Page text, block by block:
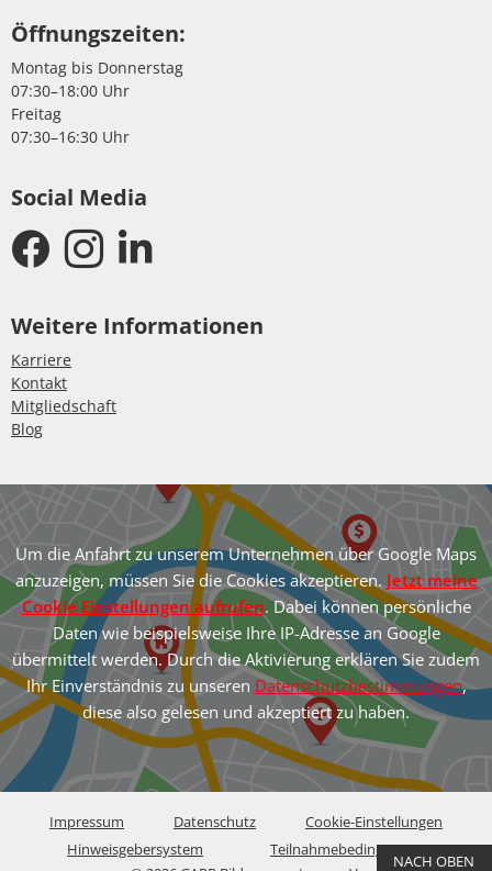
Öffnungszeiten:
Montag bis Donnerstag
07:30–18:00 Uhr
Freitag
07:30–16:30 Uhr
Social Media
Weitere Informationen
Karriere
Kontakt
Mitgliedschaft
Blog
Um die Anfahrt zu unserem Unternehmen über Google Maps
anzuzeigen, müssen Sie die Cookies akzeptieren. Jetzt meine
Cookie Einstellungen aufrufen. Dabei können persönliche
Daten wie beispielsweise Ihre IP-Adresse an Google
übermittelt werden. Durch die Aktivierung erklären Sie zudem
Ihr Einverständnis zu unseren Datenschutzbestimmungen,
diese also gelesen und akzeptiert zu haben.
Impressum Datenschutz
Cookie-Einstellungen
Hinweisgebersystem
Teilnahmebedingungen
NACH OBEN